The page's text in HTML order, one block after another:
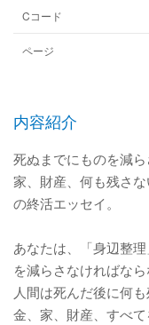
Cコード
ページ
内容紹介
死ぬまでにものを減ら
家、財産、何も残さ
の終活エッセイ。
あなたは、「身辺整
を減らさなければなら
人間は死んだ後に何
金、家、財産、すべ